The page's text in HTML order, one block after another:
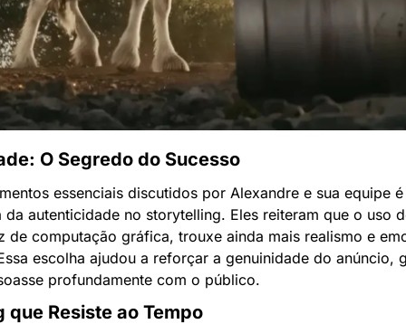
O Segredo do Sucesso
essenciais discutidos por Alexandre e sua equipe
da autenticidade no storytelling. Eles reiteram que o uso
de computação gráfica, trouxe ainda mais realismo e
escolha ajudou a reforçar a genuinidade do anúncio,
profundamente com o público.
que Resiste ao Tempo